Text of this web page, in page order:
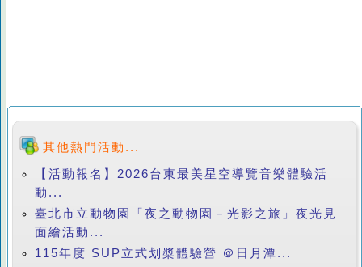
其他熱門活動...
【活動報名】2026台東最美星空導覽音樂體驗活
動...
臺北市立動物園「夜之動物園－光影之旅」夜光見
面繪活動...
115年度 SUP立式划槳體驗營 ＠日月潭...